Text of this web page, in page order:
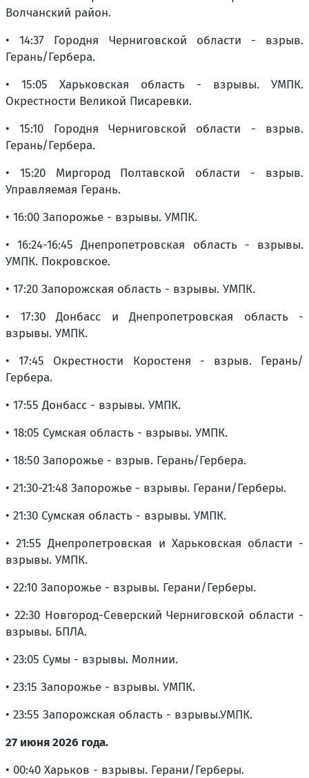
Волчанский район.
• 14:37 Городня Черниговской области - взрыв.
Герань/Гербера.
• 15:05 Харьковская область - взрывы. УМПК.
Окрестности Великой Писаревки.
• 15:10 Городня Черниговской области - взрыв.
Герань/Гербера.
• 15:20 Миргород Полтавской области - взрыв.
Управляемая Герань.
• 16:00 Запорожье - взрывы. УМПК.
• 16:24-16:45 Днепропетровская область - взрывы.
УМПК. Покровское.
• 17:20 Запорожская область - взрывы. УМПК.
• 17:30 Донбасс и Днепропетровская область -
взрывы. УМПК.
• 17:45 Окрестности Коростеня - взрыв. Герань/
Гербера.
• 17:55 Донбасс - взрывы. УМПК.
• 18:05 Сумская область - взрывы. УМПК.
• 18:50 Запорожье - взрыв. Герань/Гербера.
• 21:30-21:48 Запорожье - взрывы. Герани/Герберы.
• 21:30 Сумская область - взрывы. УМПК.
• 21:55 Днепропетровская и Харьковская области -
взрывы. УМПК.
• 22:10 Запорожье - взрывы. Герани/Герберы.
• 22:30 Новгород-Северский Черниговской области -
взрывы. БПЛА.
• 23:05 Сумы - взрывы. Молнии.
• 23:15 Запорожье - взрывы. УМПК.
• 23:55 Запорожская область - взрывы.УМПК.
27 июня 2026 года.
• 00:40 Харьков - взрывы. Герани/Герберы.